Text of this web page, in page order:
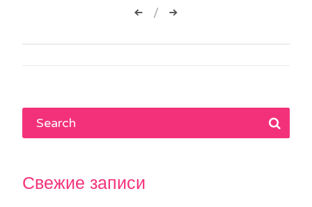
Навигация
по
Свежие записи